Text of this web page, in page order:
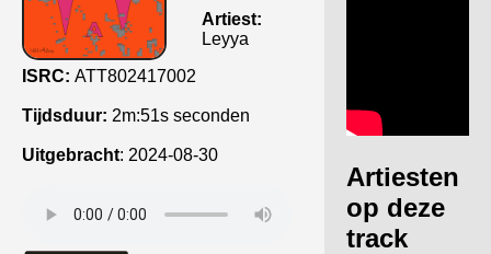
Artiest:
Leyya
ISRC: ATT802417002
Tijdsduur: 2m:51s seconden
Uitgebracht: 2024-08-30
Artiesten
op deze
track